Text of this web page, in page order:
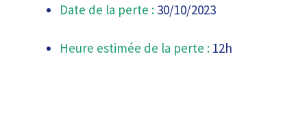
Date de la perte : 30/10/2023
Heure estimée de la perte : 12h